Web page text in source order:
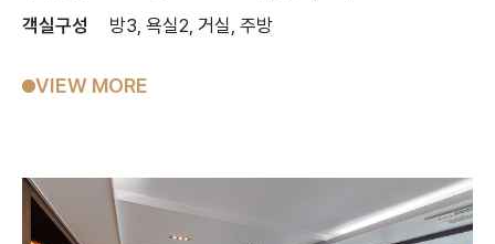
VIEW MORE
객실구성
방3, 욕실2, 거실, 주방